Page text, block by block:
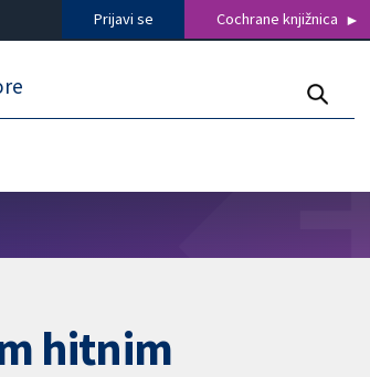
Prijavi se Cochrane knjižnica
hitnim